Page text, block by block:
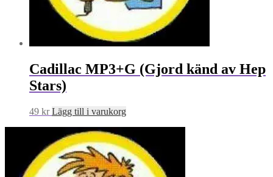
Cadillac MP3+G (Gjord känd av Hep
Stars)
49 kr Lägg till i varukorg